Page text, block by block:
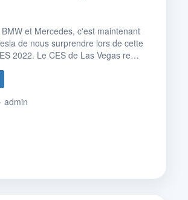
et Mercedes, c'est maintenant
de nous surprendre lors de cette
2022. Le CES de Las Vegas re…
admin